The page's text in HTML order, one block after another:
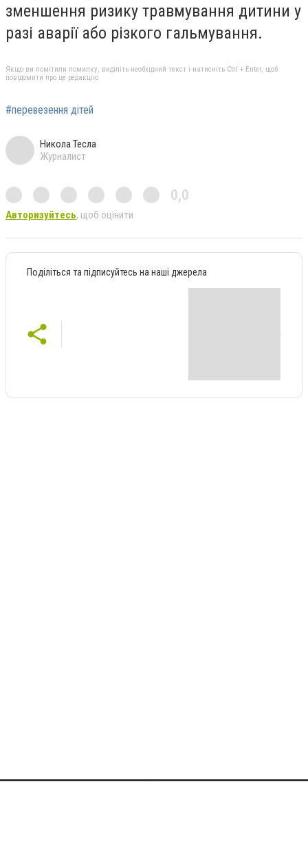
зменшення ризику травмування дитини у
разі аварії або різкого гальмування.
Якщо ви помітили помилку, виділіть необхідний текст і натисніть Ctrl + Enter, щоб
повідомити про це редакцію
#перевезення дітей
Никола Тесла
Журналист
0,0
Авторизуйтесь, щоб оцінити
Поділіться та підписуйтесь на наші джерела